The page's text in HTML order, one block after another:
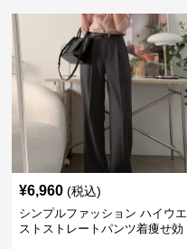
¥6,960 (税込)
シンプルファッション ハイウエ
ストストレートパンツ着痩せ効